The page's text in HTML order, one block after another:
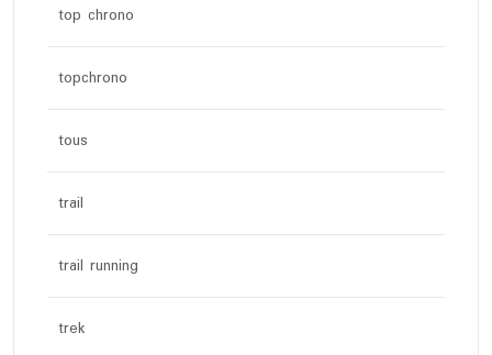
top chrono
topchrono
tous
trail
trail running
trek